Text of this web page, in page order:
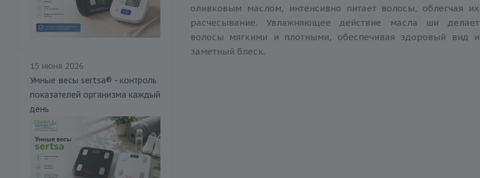
оливковым маслом, интенсивно питает волосы, облегчая их
расчесывание. Увлажняющее действие масла ши делает
волосы мягкими и плотными, обеспечивая здоровый вид и
заметный блеск.
15 июня 2026
Умные весы sertsa® - контроль
показателей организма каждый
день